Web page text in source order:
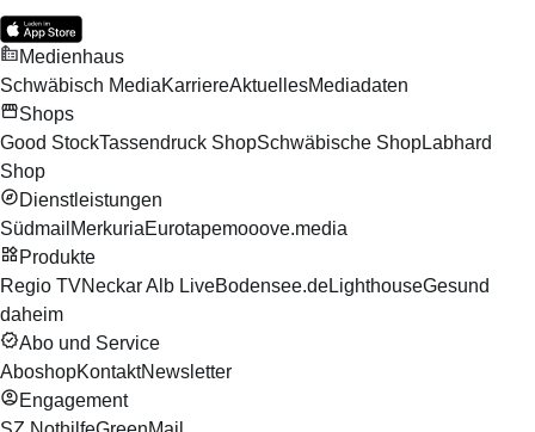
Medienhaus
Schwäbisch MediaKarriereAktuellesMediadaten
Shops
Good StockTassendruck ShopSchwäbische ShopLabhard
Shop
Dienstleistungen
Südmail MerkuriaEurotapemooove.media
Produkte
Regio TVNeckar Alb LiveBodensee.deLighthouseGesund
daheim
Abo und Service
AboshopKontaktNewsletter
Engagement